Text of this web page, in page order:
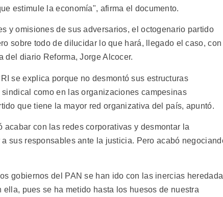
estimule la economía", afirma el documento.
y omisiones de sus adversarios, el octogenario partido
sobre todo de dilucidar lo que hará, llegado el caso, con
del diario Reforma, Jorge Alcocer.
se explica porque no desmontó sus estructuras
como en las organizaciones campesinas
que tiene la mayor red organizativa del país, apuntó.
con las redes corporativas y desmontar la
sus responsables ante la justicia. Pero acabó
gobiernos del PAN se han ido con las inercias
pues se ha metido hasta los huesos de nuestra